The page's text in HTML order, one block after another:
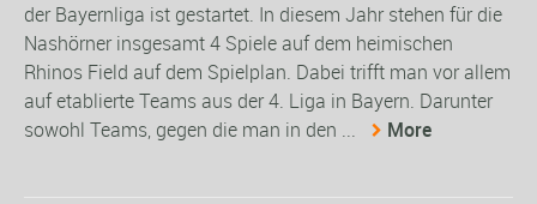
der Bayernliga ist gestartet. In diesem Jahr stehen für die
Nashörner insgesamt 4 Spiele auf dem heimischen
Rhinos Field auf dem Spielplan. Dabei trifft man vor allem
auf etablierte Teams aus der 4. Liga in Bayern. Darunter
sowohl Teams, gegen die man in den ...
More